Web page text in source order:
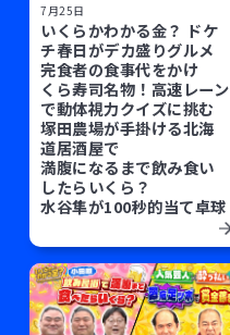
7月25日
いくらかわかる金？ ドケ
チ春日がデカ盛りグルメ
完食者の食事代をかけ
くら寿司名物！高速レーン
で動体視力クイズに挑む
塚田農場が手掛ける北海
道居酒屋で
満腹になるまで飲み食い
したらいくら？
水谷隼が100秒的当て卓球